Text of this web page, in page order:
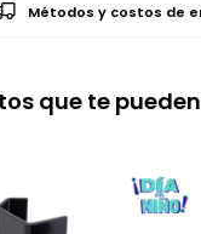
Métodos y costos de
que te